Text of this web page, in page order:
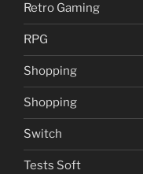
Retro Gaming
RPG
Shopping
Shopping
Switch
Tests Soft